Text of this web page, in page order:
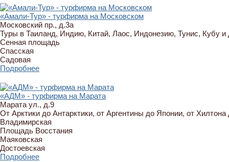
«Амали-Тур» - турфирма на Московском
Московский пр., д.3а
Туры в Таиланд, Индию, Китай, Лаос, Индонезию, Тунис, Кубу и
Сенная площадь
Спасская
Садовая
Подробнее
«АДМ» - турфирма на Марата
Марата ул., д.9
От Арктики до Антарктики, от Аргентины до Японии, от
Владимирская
Площадь Восстания
Маяковская
Достоевская
Подробнее